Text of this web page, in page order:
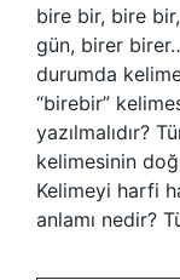
bire bir, bire
gün, birer
durumda kelime
“birebir”
yazılmalıdır?
kelimesinin
Kelimeyi harfi
anlamı nedir?